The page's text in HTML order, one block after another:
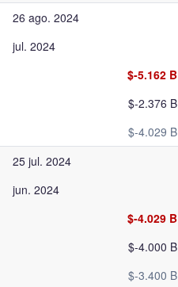
26 ago. 2024
jul. 2024
$-5.162 B
$-2.376 B
$-4.029 B
25 jul. 2024
jun. 2024
$-4.029 B
$-4.000 B
$-3.400 B